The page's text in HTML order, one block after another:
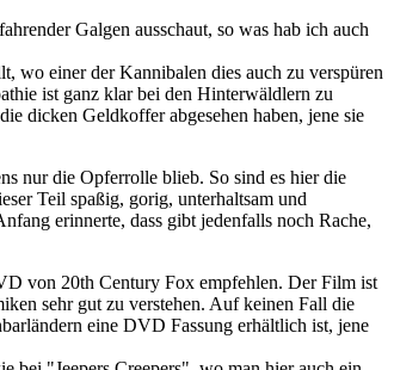
Galgen ausschaut, so was hab ich auch
wo einer der Kannibalen dies auch zu verspüren
ist ganz klar bei den Hinterwäldlern zu
dicken Geldkoffer abgesehen haben, jene sie
nur die Opferrolle blieb. So sind es hier die
Teil spaßig, gorig, unterhaltsam und
erinnerte, dass gibt jedenfalls noch Rache,
von 20th Century Fox empfehlen. Der Film ist
sehr gut zu verstehen. Auf keinen Fall die
eine DVD Fassung erhältlich ist, jene